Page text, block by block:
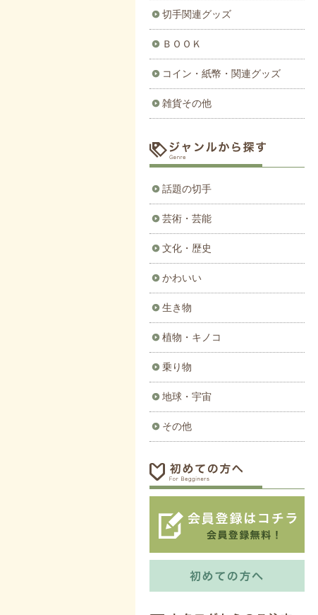
切手関連グッズ
ＢＯＯＫ
コイン・紙幣・関連グッズ
雑貨その他
話題の切手
芸術・芸能
文化・歴史
かわいい
生き物
植物・キノコ
乗り物
地球・宇宙
その他